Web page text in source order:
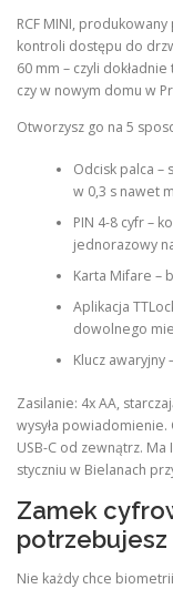
RCF MINI,
kontroli dostępu do
60 mm – czyli
czy w nowym domu w
Otworzysz go na 5
Odcisk palca –
w 0,3 s nawet
PIN 4-8 cyfr –
jednorazowy
Karta Mifare –
Aplikacja
dowolnego
Klucz awaryjny
Zasilanie: 4x AA,
wysyła powiadomienie.
USB-C od zewnątrz.
styczniu w Bielanach
Zamek
Nie każdy chce